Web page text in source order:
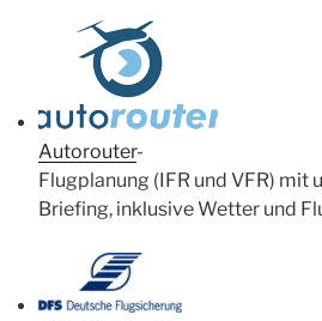
Autorouter-
Flugplanung (IFR und VFR) mit
Briefing, inklusive Wetter und